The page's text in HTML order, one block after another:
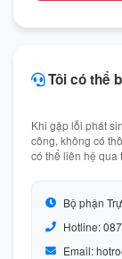
Tôi có thể
Khi gặp lỗi phát
công, không có
có thể liên hệ qua
Bộ phận
Hotline:
Email: